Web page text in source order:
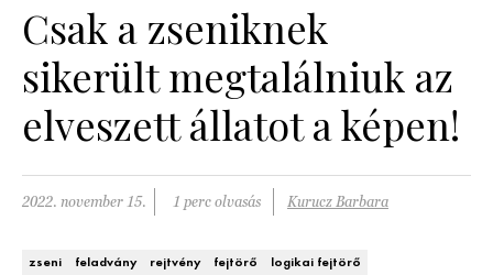
SZÉPSÉG
ÉLETMÓD
PÁRKAPCSOLAT
Csak a zseniknek
sikerült megtalálniuk az
elveszett állatot a képen!
2022. november 15. 1 perc olvasás Kurucz Barbara
zseni feladvány rejtvény fejtörő logikai fejtörő